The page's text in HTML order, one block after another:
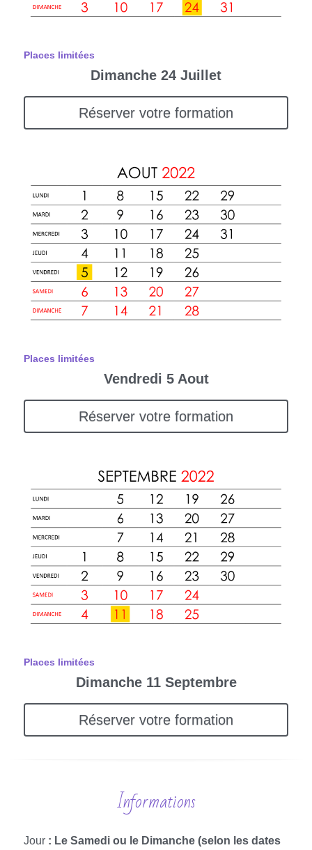
Places limitées
Dimanche 24 Juillet
Réserver votre formation
Places limitées
Vendredi 5 Aout
Réserver votre formation
Places limitées
Dimanche 11 Septembre
Réserver votre formation
Informations
Jour : Le Samedi ou le Dimanche (selon les dates